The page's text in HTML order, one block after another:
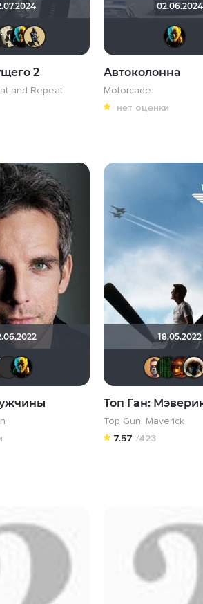
mudrii
2
and Repeat
02.06.2024
Автоколонна
Motorcade
нет оценки
18.05.2022
Топ Ган:
Top Gun: Maverick
7.57 /423